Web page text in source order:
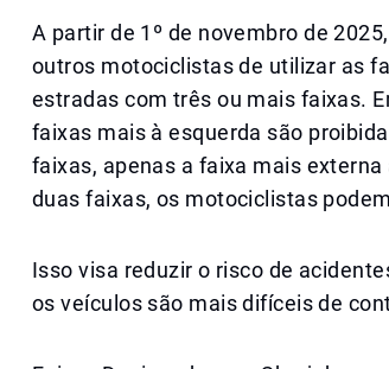
A partir de 1º de novembro de
outros motociclistas de utilizar as
estradas com três ou mais faixas.
faixas mais à esquerda são
faixas, apenas a faixa mais
duas faixas, os motociclistas
Isso visa reduzir o risco de
os veículos são mais difíceis de